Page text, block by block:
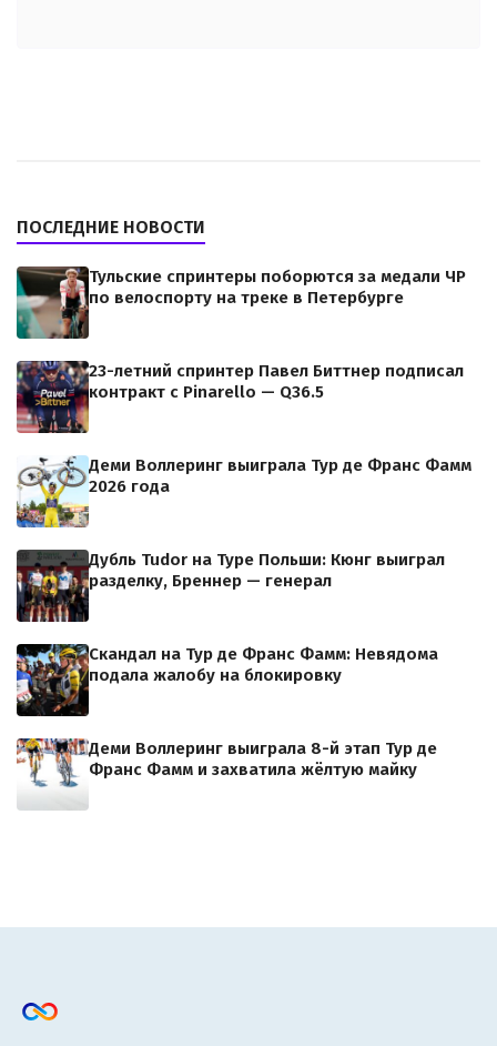
ПОСЛЕДНИЕ НОВОСТИ
Тульские спринтеры поборются за медали ЧР
по велоспорту на треке в Петербурге
23-летний спринтер Павел Биттнер подписал
контракт с Pinarello — Q36.5
Деми Воллеринг выиграла Тур де Франс Фамм
2026 года
Дубль Tudor на Туре Польши: Кюнг выиграл
разделку, Бреннер — генерал
Скандал на Тур де Франс Фамм: Невядома
подала жалобу на блокировку
Деми Воллеринг выиграла 8-й этап Тур де
Франс Фамм и захватила жёлтую майку